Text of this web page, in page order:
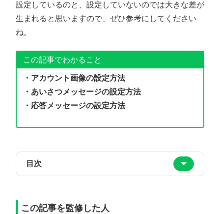
設定しているのと、設定していないのでは大きな差が
生まれると思いますので、ぜひ参考にしてください
ね。
この記事でわかること
・アカウント画像の設定方法
・あいさつメッセージの設定方法
・応答メッセージの設定方法
目次
この記事を監修した人